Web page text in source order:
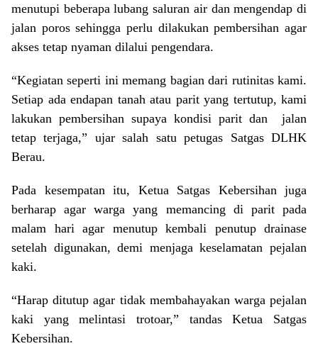
menutupi beberapa lubang saluran air dan mengendap di
jalan poros sehingga perlu dilakukan pembersihan agar
akses tetap nyaman dilalui pengendara.
“Kegiatan seperti ini memang bagian dari rutinitas kami.
Setiap ada endapan tanah atau parit yang tertutup, kami
lakukan pembersihan supaya kondisi parit dan jalan
tetap terjaga,” ujar salah satu petugas Satgas DLHK
Berau.
Pada kesempatan itu, Ketua Satgas Kebersihan juga
berharap agar warga yang memancing di parit pada
malam hari agar menutup kembali penutup drainase
setelah digunakan, demi menjaga keselamatan pejalan
kaki.
“Harap ditutup agar tidak membahayakan warga pejalan
kaki yang melintasi trotoar,” tandas Ketua Satgas
Kebersihan.